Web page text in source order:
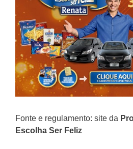
Fonte e regulamento: site da
Escolha Ser Feliz